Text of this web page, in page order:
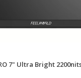
7" Ultra Bright